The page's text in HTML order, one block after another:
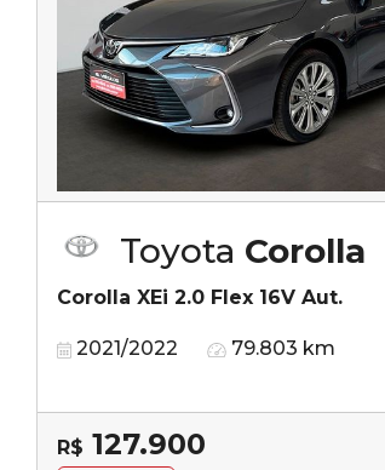
Toyota Corolla
Corolla XEi 2.0 Flex 16V Aut.
2021/2022 79.803 km
R$ 127.900